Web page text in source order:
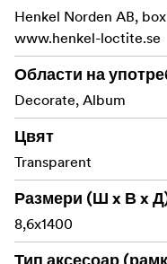
Henkel Norden AB, box
www.henkel-loctite.se
Области на
Decorate, Album
Цвят
Transparent
Размери (Ш x В x
8,6x1400
Тип аксесоар